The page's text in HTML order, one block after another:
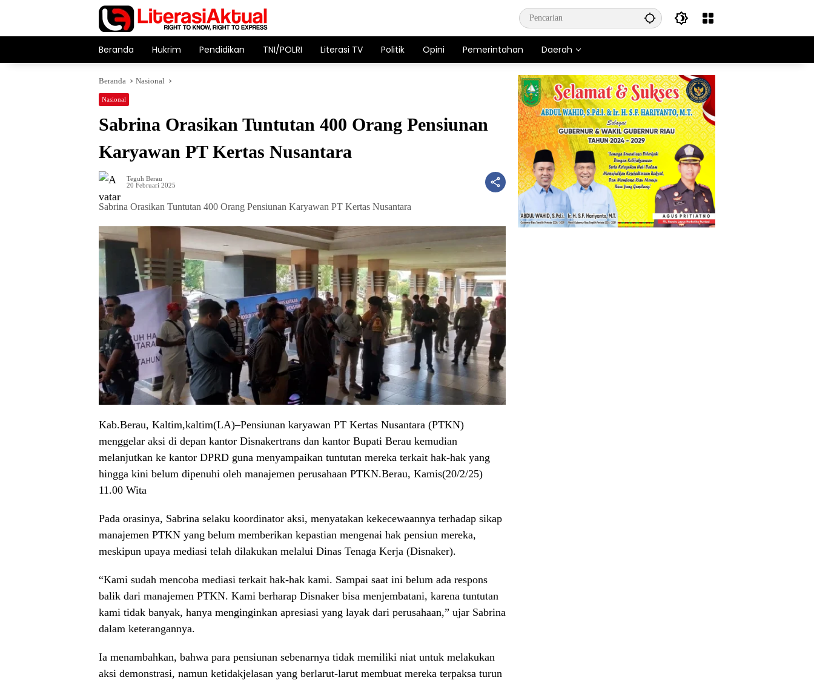
Beranda Hukrim Pendidikan TNI/POLRI Literasi TV Politik Opini Pemerintahan Daerah
Beranda Nasional
Nasional
Sabrina Orasikan Tuntutan 400 Orang Pensiunan
Karyawan PT Kertas Nusantara
Teguh Berau
20 Februari 2025
Sabrina Orasikan Tuntutan 400 Orang Pensiunan Karyawan PT Kertas Nusantara
Kab.Berau, Kaltim,kaltim(LA)–Pensiunan karyawan PT Kertas Nusantara (PTKN)
menggelar aksi di depan kantor Disnakertrans dan kantor Bupati Berau kemudian
melanjutkan ke kantor DPRD guna menyampaikan tuntutan mereka terkait hak-hak yang
hingga kini belum dipenuhi oleh manajemen perusahaan PTKN.Berau, Kamis(20/2/25)
11.00 Wita
Pada orasinya, Sabrina selaku koordinator aksi, menyatakan kekecewaannya terhadap sikap
manajemen PTKN yang belum memberikan kepastian mengenai hak pensiun mereka,
meskipun upaya mediasi telah dilakukan melalui Dinas Tenaga Kerja (Disnaker).
“Kami sudah mencoba mediasi terkait hak-hak kami. Sampai saat ini belum ada respons
balik dari manajemen PTKN. Kami berharap Disnaker bisa menjembatani, karena tuntutan
kami tidak banyak, hanya menginginkan apresiasi yang layak dari perusahaan,” ujar Sabrina
dalam keterangannya.
Ia menambahkan, bahwa para pensiunan sebenarnya tidak memiliki niat untuk melakukan
aksi demonstrasi, namun ketidakjelasan yang berlarut-larut membuat mereka terpaksa turun